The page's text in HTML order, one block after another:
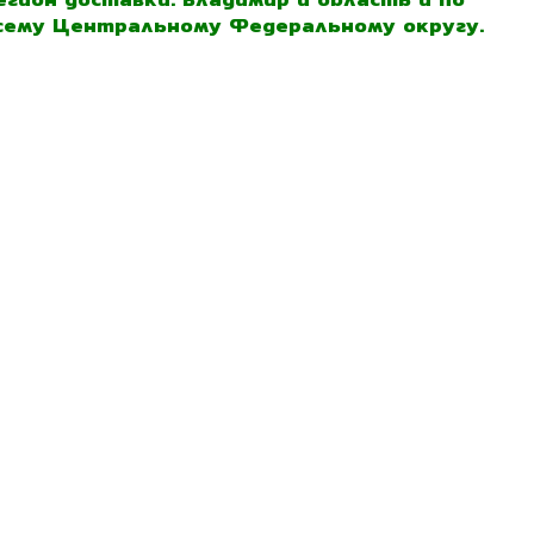
Центральному Федеральному округу.